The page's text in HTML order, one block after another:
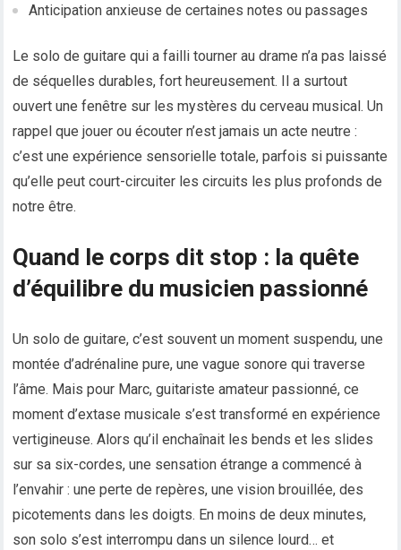
Anticipation anxieuse de certaines notes ou passages
Le solo de guitare qui a failli tourner au drame n’a pas laissé
de séquelles durables, fort heureusement. Il a surtout
ouvert une fenêtre sur les mystères du cerveau musical. Un
rappel que jouer ou écouter n’est jamais un acte neutre :
c’est une expérience sensorielle totale, parfois si puissante
qu’elle peut court-circuiter les circuits les plus profonds de
notre être.
Quand le corps dit stop : la quête
d’équilibre du musicien passionné
Un solo de guitare, c’est souvent un moment suspendu, une
montée d’adrénaline pure, une vague sonore qui traverse
l’âme. Mais pour Marc, guitariste amateur passionné, ce
moment d’extase musicale s’est transformé en expérience
vertigineuse. Alors qu’il enchaînait les bends et les slides
sur sa six-cordes, une sensation étrange a commencé à
l’envahir : une perte de repères, une vision brouillée, des
picotements dans les doigts. En moins de deux minutes,
son solo s’est interrompu dans un silence lourd… et